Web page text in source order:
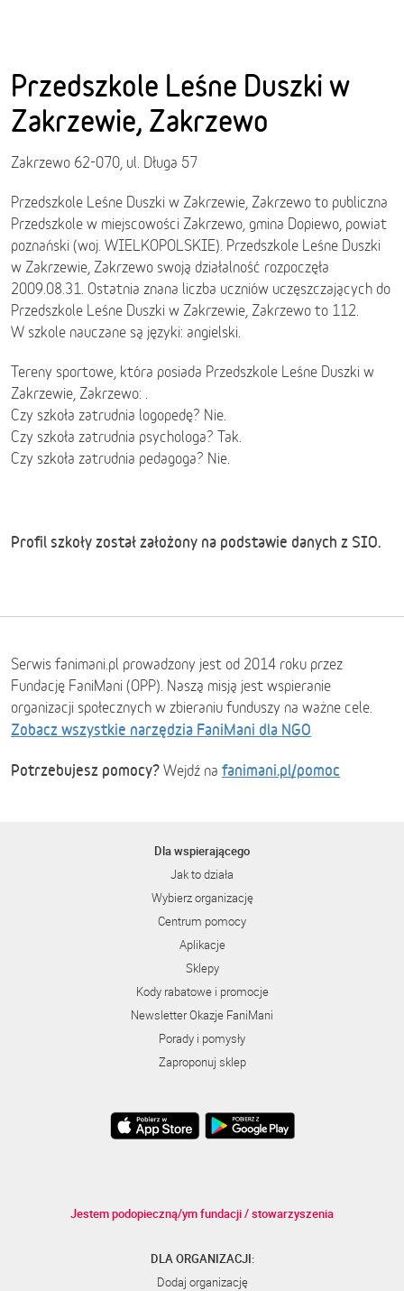
Przedszkole Leśne Duszki w
Zakrzewie, Zakrzewo
Zakrzewo 62-070, ul. Długa 57
Przedszkole Leśne Duszki w Zakrzewie, Zakrzewo to publiczna
Przedszkole w miejscowości Zakrzewo, gmina Dopiewo, powiat
poznański (woj. WIELKOPOLSKIE). Przedszkole Leśne Duszki
w Zakrzewie, Zakrzewo swoją działalność rozpoczęła
2009.08.31. Ostatnia znana liczba uczniów uczęszczających do
Przedszkole Leśne Duszki w Zakrzewie, Zakrzewo to 112.
W szkole nauczane są języki: angielski.
Tereny sportowe, która posiada Przedszkole Leśne Duszki w
Zakrzewie, Zakrzewo: .
Czy szkoła zatrudnia logopedę? Nie.
Czy szkoła zatrudnia psychologa? Tak.
Czy szkoła zatrudnia pedagoga? Nie.
Profil szkoły został założony na podstawie danych z SIO.
Serwis fanimani.pl prowadzony jest od 2014 roku przez
Fundację FaniMani (OPP). Naszą misją jest wspieranie
organizacji społecznych w zbieraniu funduszy na ważne cele.
Zobacz wszystkie narzędzia FaniMani dla NGO
Potrzebujesz pomocy? Wejdź na fanimani.pl/pomoc
Dla wspierającego
Jak to działa
Wybierz organizację
Centrum pomocy
Aplikacje
Sklepy
Kody rabatowe i promocje
Newsletter Okazje FaniMani
Porady i pomysły
Zaproponuj sklep
Jestem podopieczną/ym fundacji / stowarzyszenia
DLA ORGANIZACJI:
Dodaj organizację